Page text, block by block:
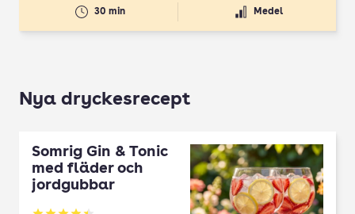
30 min Medel
Nya dryckesrecept
Somrig Gin & Tonic
med fläder och
jordgubbar